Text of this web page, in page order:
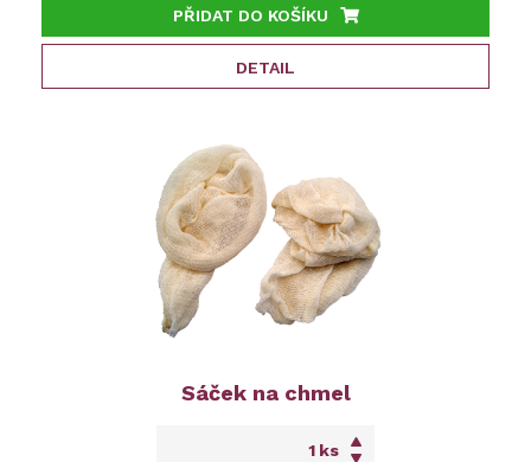
PŘIDAT DO KOŠÍKU
DETAIL
Sáček na chmel
ks